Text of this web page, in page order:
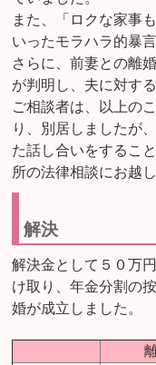
また、「ロクな家事
いったモラハラ的暴
さらに、前妻との離
が判明し、夫に対す
ご相談者は、以上の
り、別居しましたが
た話し合いをするこ
所の法律相談にお越
解決
解決金として５０万
け取り、年金分割の
婚が成立しました。